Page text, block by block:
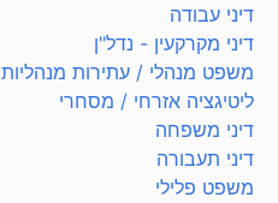
דיני עבודה
דיני מקרקעין - נדל"ן
משפט מנהלי / עתירות מנהליות
ליטיגציה אזרחי / מסחרי
דיני משפחה
דיני תעבורה
משפט פלילי